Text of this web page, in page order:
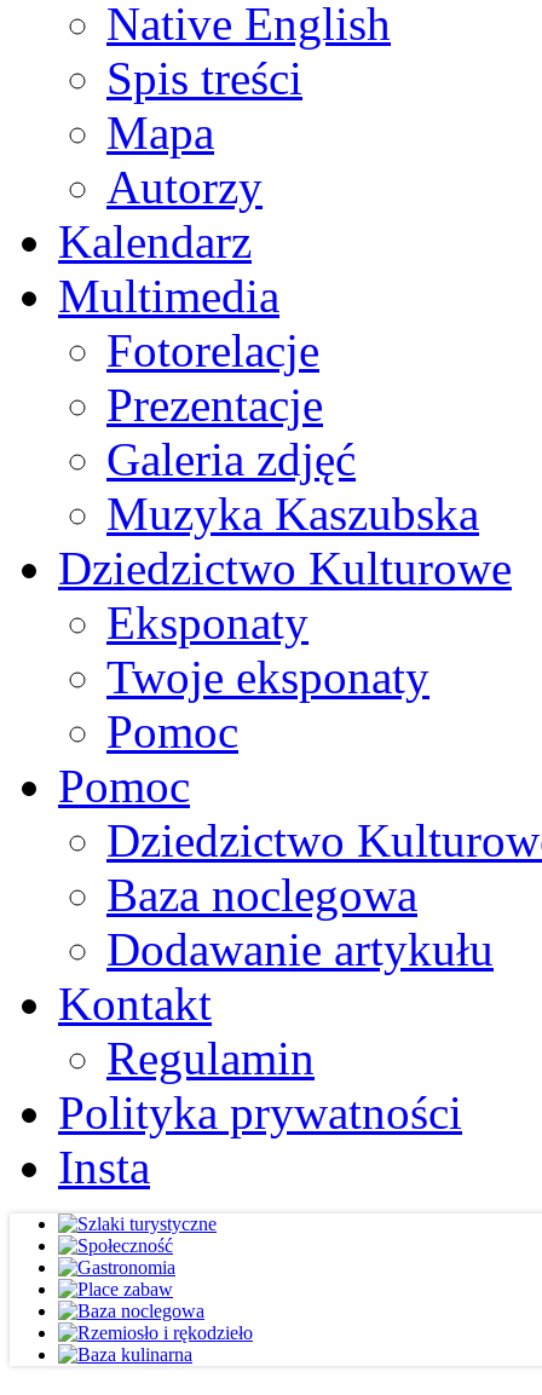
Native English
Spis treści
Mapa
Autorzy
Kalendarz
Multimedia
Fotorelacje
Prezentacje
Galeria zdjęć
Muzyka Kaszubska
Dziedzictwo Kulturowe
Eksponaty
Twoje eksponaty
Pomoc
Pomoc
Dziedzictwo
Baza noclegowa
Dodawanie artykułu
Kontakt
Regulamin
Polityka prywatności
Insta